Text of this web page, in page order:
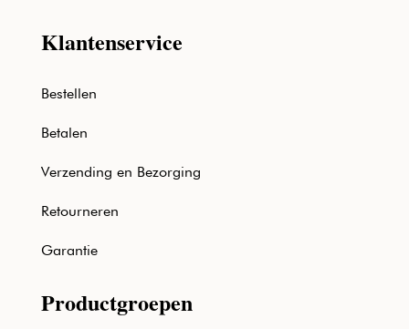
Klantenservice
Bestellen
Betalen
Verzending en Bezorging
Retourneren
Garantie
Productgroepen